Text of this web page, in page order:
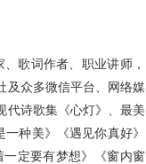
歌词作者、职业讲师，
及众多微信平台、网络媒
代诗歌集《心灯》、最美
种美》《遇见你真好》
一定要有梦想》《窗内窗